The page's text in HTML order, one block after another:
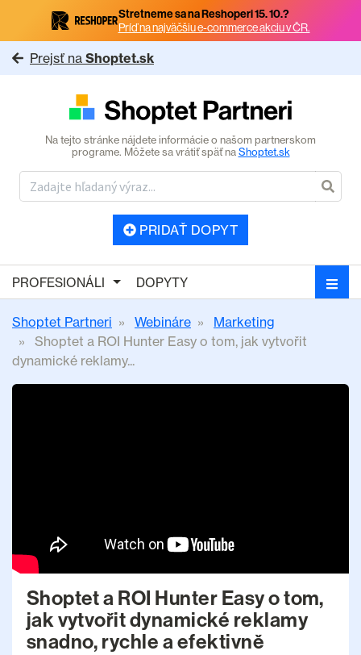
Stretneme sa na Reshoperi 15. 10.?
Príď na najväčšiu e-commerce akciu v ČR.
Prejsť na Shoptet.sk
Na tejto stránke nájdete informácie o našom partnerskom
programe. Môžete sa vrátiť späť naShoptet.sk
PRIDAŤ DOPYT
PROFESIONÁLI DOPYTY
Shoptet Partneri Webináre
Marketing
Shoptet a ROI Hunter Easy o tom, jak vytvořit
dynamické reklamy...
Shoptet a ROI Hunter Easy o tom,
jak vytvořit dynamické reklamy
snadno, rychle a efektivně